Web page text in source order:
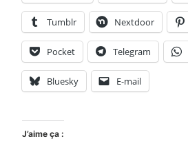
Tumblr Nextdoor
Pocket Telegram
Bluesky E-mail
J’aime ça :